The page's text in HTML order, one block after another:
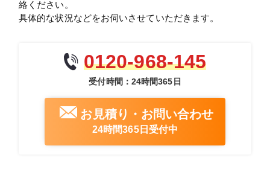
絡ください。
具体的な状況などをお伺いさせていただきます。
0120-968-145
受付時間：24時間365日
お見積り・お問い合わせ
24時間365日受付中